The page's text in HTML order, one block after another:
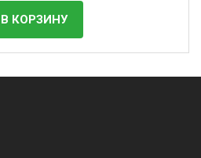
В КОРЗИНУ